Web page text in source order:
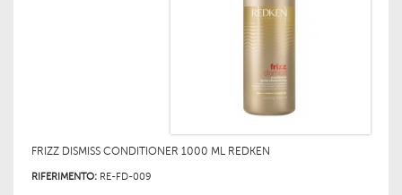
FRIZZ DISMISS CONDITIONER 1000 ML REDKEN
RIFERIMENTO: RE-FD-009